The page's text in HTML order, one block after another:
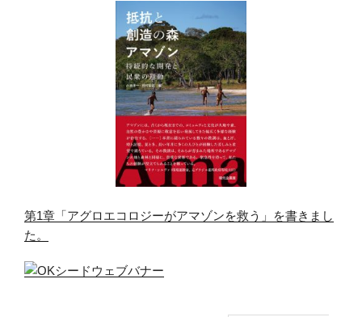
第1章「アグロエコロジーがアマゾンを救う」を書きまし
た。